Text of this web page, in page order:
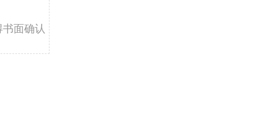
书面确认